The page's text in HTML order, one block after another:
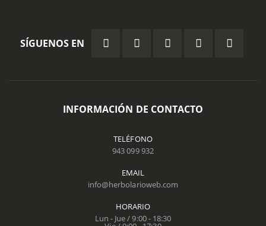
SÍGUENOS EN
INFORMACIÓN DE CONTACTO
TELÉFONO
943 099 932
EMAIL
info@herbolarioweb.com
HORARIO
Lun - Jue / 9:00 - 18:30